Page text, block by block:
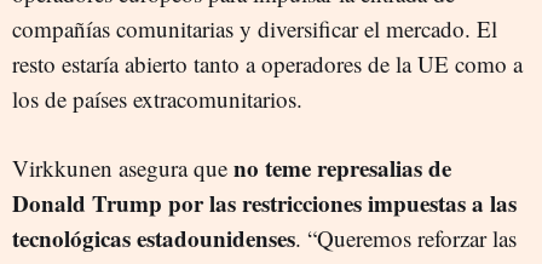
compañías comunitarias y diversificar el mercado. El
resto estaría abierto tanto a operadores de la UE como a
los de países extracomunitarios.
Virkkunen asegura que no teme represalias de
Donald Trump por las restricciones impuestas a las
tecnológicas estadounidenses. “Queremos reforzar las